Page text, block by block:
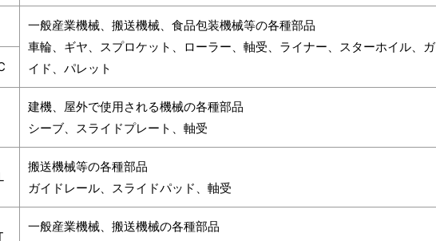
一般産業機械、搬送機械、食品包装機械等の各種部品
車輪、ギヤ、スプロケット、ローラー、軸受、ライナー、スターホイル、ガ
イド、パレット
建機、屋外で使用される機械の各種部品
シーブ、スライドプレート、軸受
搬送機械等の各種部品
ガイドレール、スライドパッド、軸受
一般産業機械、搬送機械の各種部品